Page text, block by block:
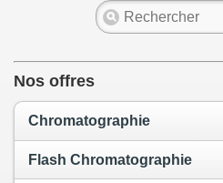
Nos offres
Chromatographie
Flash Chromatographie